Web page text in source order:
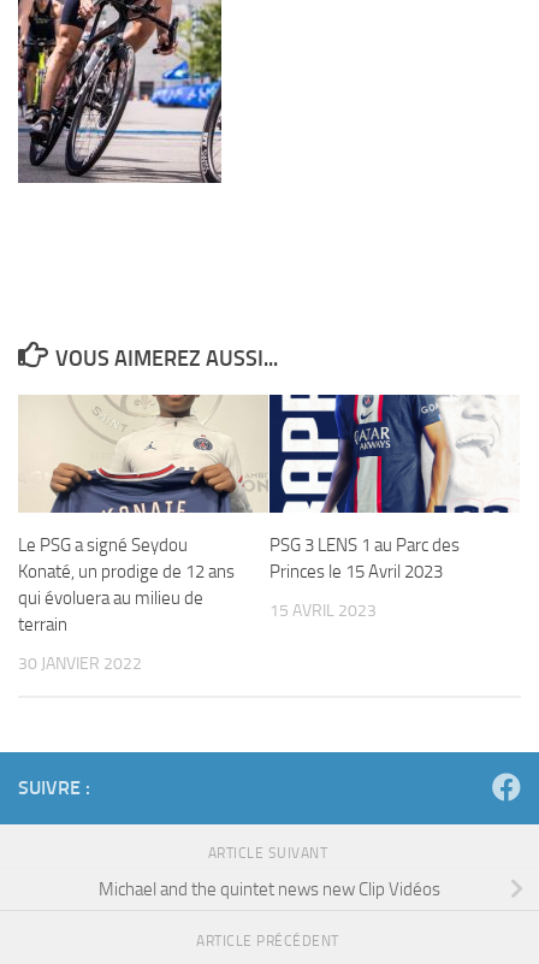
VOUS AIMEREZ AUSSI...
Le PSG a signé Seydou
Konaté, un prodige de 12 ans
qui évoluera au milieu de
terrain
30 JANVIER 2022
PSG 3 LENS 1 au Parc des
Princes le 15 Avril 2023
15 AVRIL 2023
SUIVRE :
ARTICLE SUIVANT
Michael and the quintet news new Clip Vidéos
ARTICLE PRÉCÉDENT